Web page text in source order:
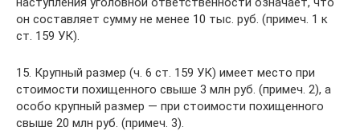
он составляет сумму не менее 10 тыс. руб. (примеч. 1 к
ст. 159 УК).
15. Крупный размер (ч. 6 ст. 159 УК) имеет место при
стоимости похищенного свыше 3 млн руб. (примеч. 2), а
особо крупный размер — при стоимости похищенного
свыше 20 млн руб. (примеч. 3).